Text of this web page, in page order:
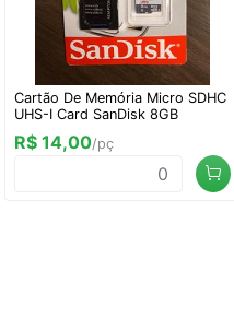
Cartão De Memória Micro SDHC
UHS-I Card SanDisk 8GB
R$ 14,00/pç